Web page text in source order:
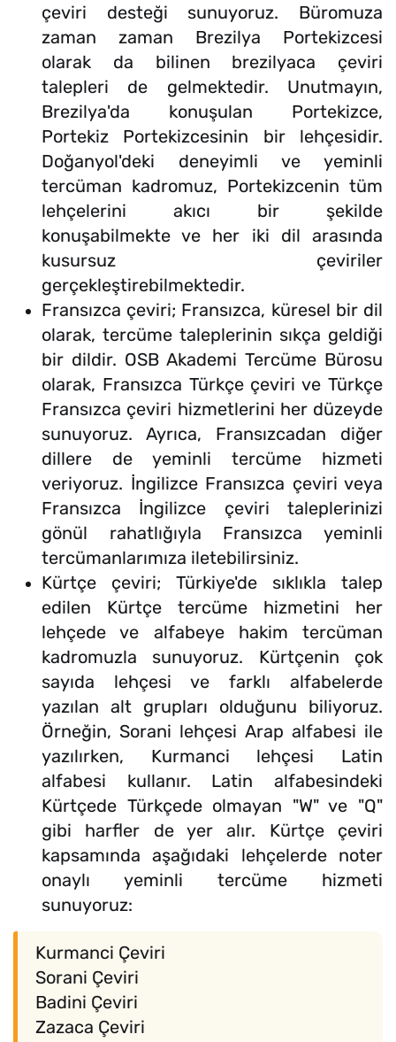
çeviri desteği sunuyoruz. Büromuza
zaman zaman Brezilya Portekizcesi
olarak da bilinen brezilyaca çeviri
talepleri de gelmektedir. Unutmayın,
Brezilya'da konuşulan Portekizce,
Portekiz Portekizcesinin bir lehçesidir.
Doğanyol'deki deneyimli ve yeminli
tercüman kadromuz, Portekizcenin tüm
lehçelerini akıcı bir şekilde
konuşabilmekte ve her iki dil arasında
kusursuz çeviriler
gerçekleştirebilmektedir.
Fransızca çeviri; Fransızca, küresel bir dil
olarak, tercüme taleplerinin sıkça geldiği
bir dildir. OSB Akademi Tercüme Bürosu
olarak, Fransızca Türkçe çeviri ve Türkçe
Fransızca çeviri hizmetlerini her düzeyde
sunuyoruz. Ayrıca, Fransızcadan diğer
dillere de yeminli tercüme hizmeti
veriyoruz. İngilizce Fransızca çeviri veya
Fransızca İngilizce çeviri taleplerinizi
gönül rahatlığıyla Fransızca yeminli
tercümanlarımıza iletebilirsiniz.
Kürtçe çeviri; Türkiye'de sıklıkla talep
edilen Kürtçe tercüme hizmetini her
lehçede ve alfabeye hakim tercüman
kadromuzla sunuyoruz. Kürtçenin çok
sayıda lehçesi ve farklı alfabelerde
yazılan alt grupları olduğunu biliyoruz.
Örneğin, Sorani lehçesi Arap alfabesi ile
yazılırken, Kurmanci lehçesi Latin
alfabesi kullanır. Latin alfabesindeki
Kürtçede Türkçede olmayan "W" ve "Q"
gibi harfler de yer alır. Kürtçe çeviri
kapsamında aşağıdaki lehçelerde noter
onaylı yeminli tercüme hizmeti
sunuyoruz:
Kurmanci Çeviri
Sorani Çeviri
Badini Çeviri
Zazaca Çeviri